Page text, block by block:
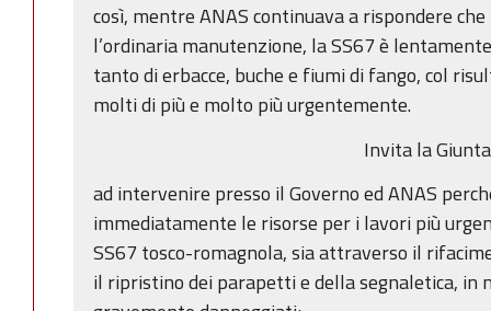
così, mentre ANAS continuava a rispondere
l’ordinaria manutenzione, la SS67 è
tanto di erbacce, buche e fiumi di fango, col
molti di più e molto più urgentemente.
Invita la Giunta
ad intervenire presso il Governo ed ANAS
immediatamente le risorse per i lavori più
SS67 tosco-romagnola, sia attraverso il
il ripristino dei parapetti e della segnaletica,